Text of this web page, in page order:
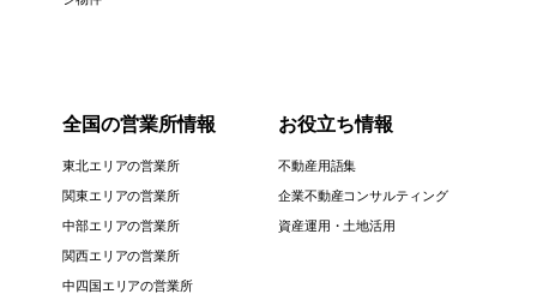
全国の営業所情報
東北エリアの営業所
関東エリアの営業所
中部エリアの営業所
関西エリアの営業所
中四国エリアの営業所
お役立ち情報
不動産用語集
企業不動産コンサルティング
資産運用・土地活用